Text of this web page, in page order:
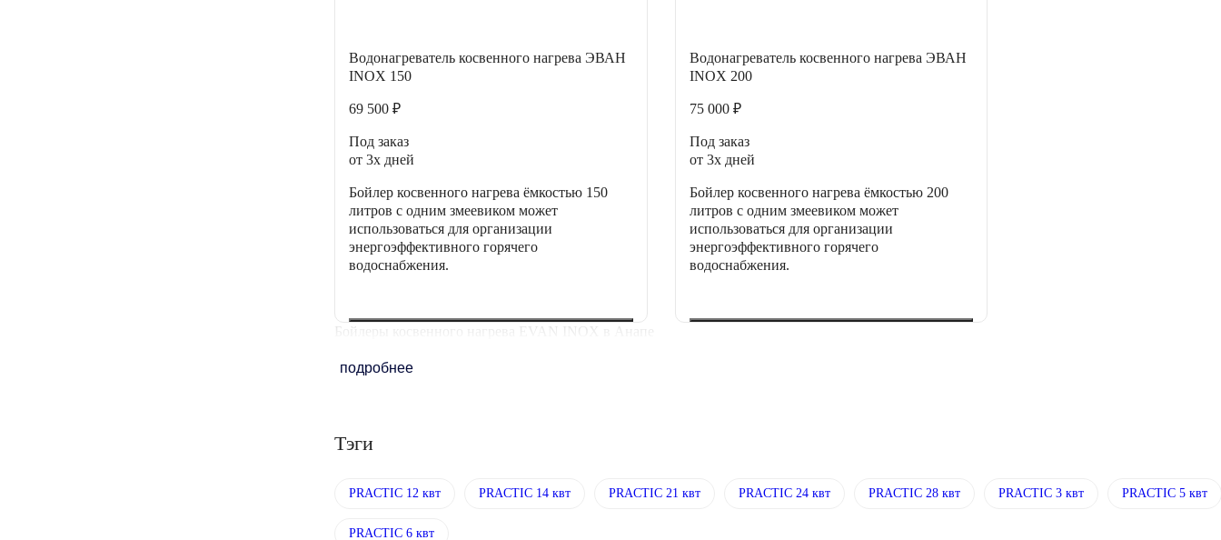
Водонагреватель косвенного нагрева ЭВАН
INOX 150
69 500 ₽
Под заказ
от 3х дней
Бойлер косвенного нагрева ёмкостью 150
литров с одним змеевиком может
использоваться для организации
энергоэффективного горячего
водоснабжения.
Водонагреватель косвенного нагрева ЭВАН
INOX 200
75 000 ₽
Под заказ
от 3х дней
Бойлер косвенного нагрева ёмкостью 200
литров с одним змеевиком может
использоваться для организации
энергоэффективного горячего
водоснабжения.
Бойлеры косвенного нагрева EVAN INOX в Анапе
подробнее
Тэги
PRACTIC 12 квт PRACTIC 14 квт PRACTIC 21 квт PRACTIC 24 квт PRACTIC 28 квт PRACTIC 3 квт PRACTIC 5 квт
PRACTIC 6 квт